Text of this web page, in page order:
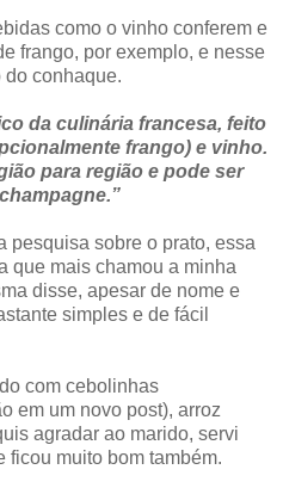
como o vinho conferem e
frango, por exemplo, e nesse
conhaque.
da culinária francesa, feito
frango) e vinho.
para região e pode ser
pesquisa sobre o prato, essa
que mais chamou a minha
disse, apesar de nome e
simples e de fácil
com cebolinhas
em um novo post), arroz
agradar ao marido, servi
ficou muito bom também.